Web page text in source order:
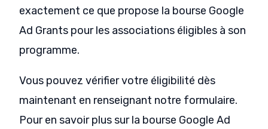
exactement ce que propose la bourse Google
Ad Grants pour les associations éligibles à son
programme.
Vous pouvez vérifier votre éligibilité dès
maintenant en renseignant notre formulaire.
Pour en savoir plus sur la bourse Google Ad